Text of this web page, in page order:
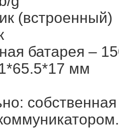
(встроенный)
батарея –
мм